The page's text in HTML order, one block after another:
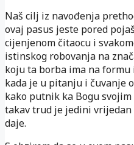
Naš cilj iz navođenja
ovaj pasus jeste pored
cijenjenom čitaocu i
istinskog robovanja na
koju ta borba ima na formu
kada je u pitanju i čuvanje
kako putnik ka Bogu
takav trud je jedini
daje.